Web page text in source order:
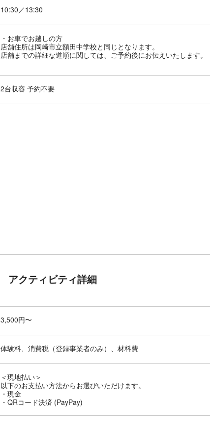
10:30／13:30
お車でお越しの方
店舗住所は岡崎市立額田中学校と同じとなります。
店舗までの詳細な道順に関しては、ご予約後にお伝えいたします。
2台収容 予約不要
アクティビティ詳細
3,500円〜
体験料、消費税（登録事業者のみ）、材料費
＜現地払い＞
以下のお支払い方法からお選びいただけます。
・現金
・QRコード決済 (PayPay)